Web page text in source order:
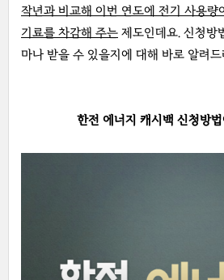
작년과 비교해 이번 연도에 전기 사용량
기료를 차감해 주는 제도인데요. 신청방
마나 받을 수 있을지에 대해 바로 알려
한전 에너지 캐시백 신청방